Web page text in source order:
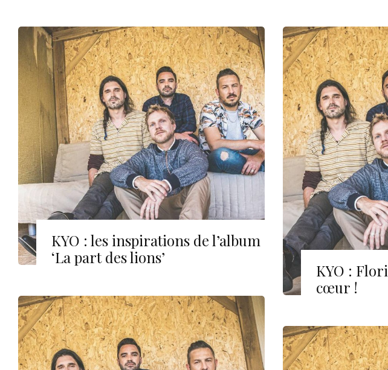
KYO : les inspirations de l’album
‘La part des lions’
KYO :
cœur !